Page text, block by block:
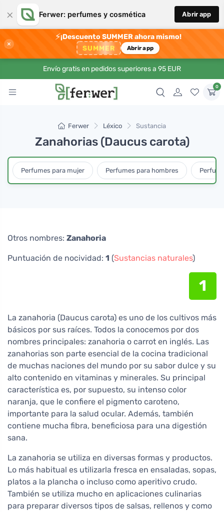
× Ferwer: perfumes y cosmética Abrir app
×
⚡¡Descuento SUMMER ahora mismo!
SUMMER Abrir app
Envío gratis en pedidos superiores a 95 EUR
0
Ferwer Léxico Sustancia
Zanahorias (Daucus carota)
Perfumes para mujer Perfumes para hombres
Otros nombres: Zanahoria
Puntuación de nocividad: 1 (Sustancias naturales)
1
La zanahoria (Daucus carota) es uno de los cultivos más
básicos por sus raíces. Todos la conocemos por dos
nombres principales: zanahoria o carrot en inglés. Las
zanahorias son parte esencial de la cocina tradicional
de muchas naciones del mundo por su sabor dulce y su
alto contenido en vitaminas y minerales. Su principal
característica es, por supuesto, su intenso color
naranja, que le confiere el pigmento caroteno,
importante para la salud ocular. Además, también
contiene mucha fibra, beneficiosa para una digestión
sana.
La zanahoria se utiliza en diversas formas y productos.
Lo más habitual es utilizarla fresca en ensaladas, sopas,
platos a la plancha o incluso como aperitivo crudo.
También se utiliza mucho en aplicaciones culinarias
para preparar diversos tipos de salsas, rellenos y como